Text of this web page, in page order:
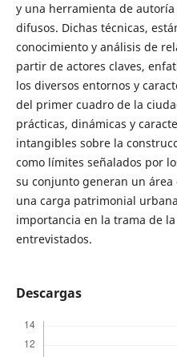
y una herramienta de
difusos. Dichas técnicas,
conocimiento y análisis de
partir de actores claves,
los diversos entornos y
del primer cuadro de la
prácticas, dinámicas y
intangibles sobre la
como límites señalados por
su conjunto generan un
una carga patrimonial
importancia en la trama de
entrevistados.
Descargas